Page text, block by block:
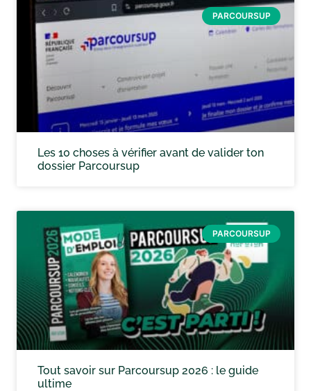
PARCOURSUP
Les 10 choses à vérifier avant de valider ton
dossier Parcoursup
PARCOURSUP
Tout savoir sur Parcoursup 2026 : le guide
ultime